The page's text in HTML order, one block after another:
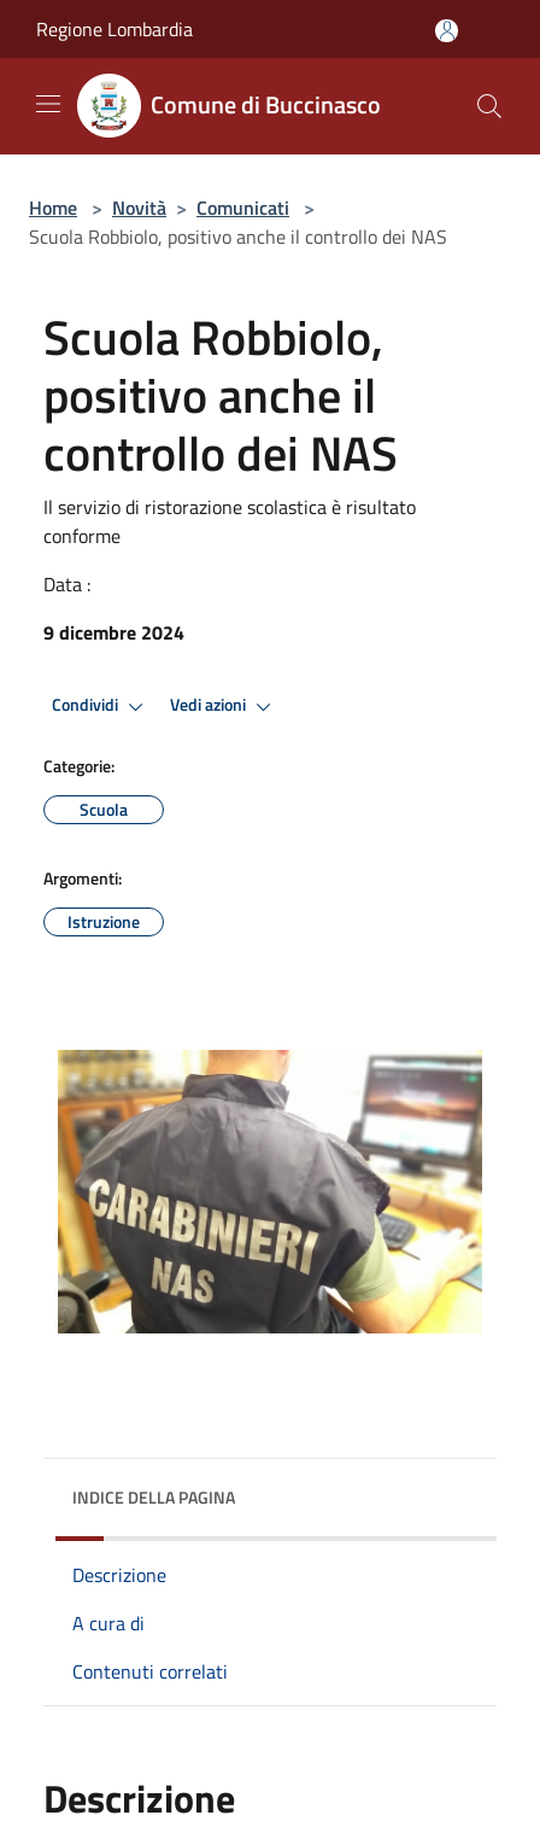
Regione Lombardia
Comune di Buccinasco
Home > Novità > Comunicati >
Scuola Robbiolo, positivo anche il controllo dei NAS
Scuola Robbiolo,
positivo anche il
controllo dei NAS
Il servizio di ristorazione scolastica è risultato
conforme
Data :
9 dicembre 2024
Condividi Vedi azioni
Categorie:
Scuola
Argomenti:
Istruzione
INDICE DELLA PAGINA
Descrizione
A cura di
Contenuti correlati
Descrizione